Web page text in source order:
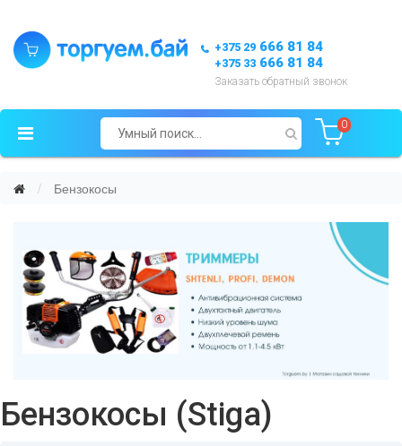
+375 29 666 81 84
+375 33 666 81 84
Заказать обратный звонок
0
Бензокосы
Бензокосы (Stiga)